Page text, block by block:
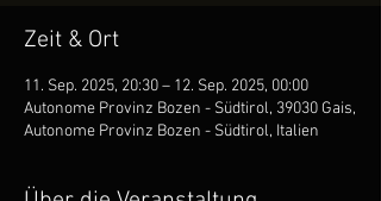
Zeit & Ort
11. Sep. 2025, 20:30 – 12. Sep. 2025, 00:00
Autonome Provinz Bozen - Südtirol, 39030 Gais,
Autonome Provinz Bozen - Südtirol, Italien